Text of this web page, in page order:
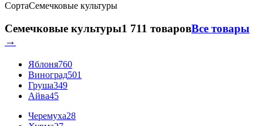
СортаСемечковые культуры
Семечковые культуры1 711 товаровВсе товары
→
Яблоня760
Виноград501
Груша349
Айва45
Черемуха28